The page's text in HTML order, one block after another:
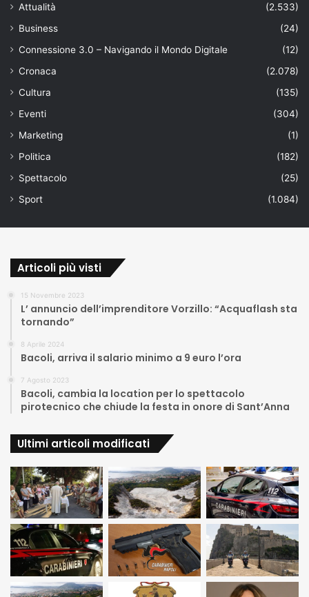
Attualità
(2.533)
Business
(24)
Connessione 3.0 – Navigando il Mondo Digitale
(12)
Cronaca
(2.078)
Cultura
(135)
Eventi
(304)
Marketing
(1)
Politica
(182)
Spettacolo
(25)
Sport
(1.084)
Articoli più visti
15 Novembre 2023
L’ annuncio dell’imprenditore Vorzillo: “Acquaflash sta
tornando”
8 Aprile 2024
Bacoli, arriva il salario minimo a 9 euro l’ora
7 Agosto 2023
Bacoli, cambia la location per lo spettacolo
pirotecnico che chiude la festa in onore di Sant’Anna
Ultimi articoli modificati